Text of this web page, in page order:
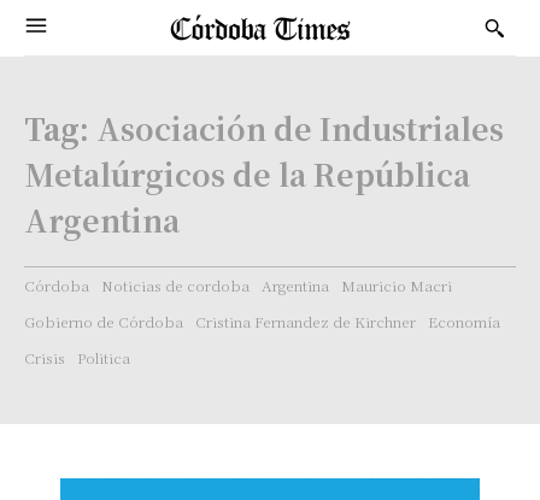
Tag: Asociación de Industriales
Metalúrgicos de la República
Argentina
Córdoba Noticias de cordoba Argentina
Mauricio Macri
Gobierno de Córdoba
Cristina Fernandez de Kirchner
Economía
Crisis
Politica